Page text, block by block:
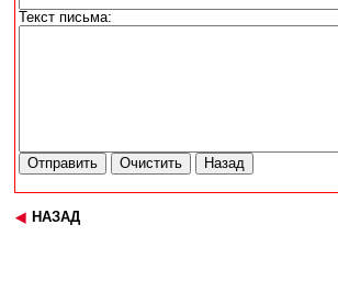
Текст письма:
НАЗАД